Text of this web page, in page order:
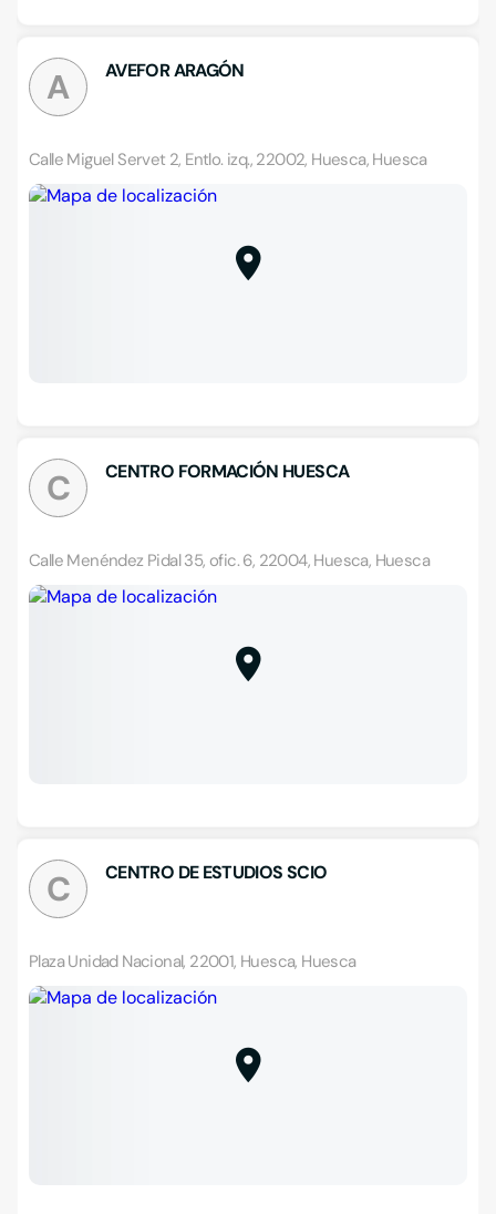
A AVEFOR ARAGÓN
Calle Miguel Servet 2, Entlo. izq., 22002, Huesca, Huesca
C CENTRO FORMACIÓN HUESCA
Calle Menéndez Pidal 35, ofic. 6, 22004, Huesca, Huesca
C CENTRO DE ESTUDIOS SCIO
Plaza Unidad Nacional, 22001, Huesca, Huesca